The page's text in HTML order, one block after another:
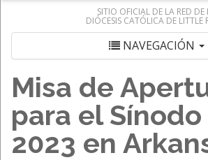
SITIO OFICIAL DE LA RED DE
DIÓCESIS CATÓLICA DE LITTLE
NAVEGACIÓN
Misa de
para el Sínodo
2023 en